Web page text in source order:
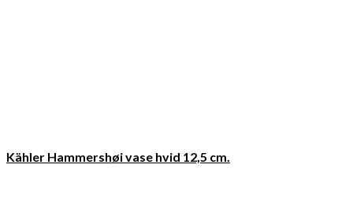
Kähler Hammershøi vase hvid 12,5 cm.